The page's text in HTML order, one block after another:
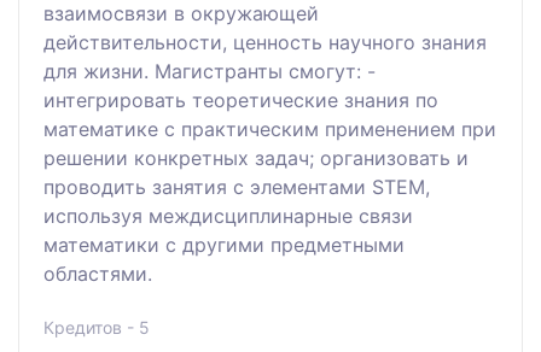
взаимосвязи в окружающей
действительности, ценность научного знания
для жизни. Магистранты смогут: -
интегрировать теоретические знания по
математике с практическим применением при
решении конкретных задач; организовать и
проводить занятия с элементами STEM,
используя междисциплинарные связи
математики с другими предметными
областями.
Кредитов - 5